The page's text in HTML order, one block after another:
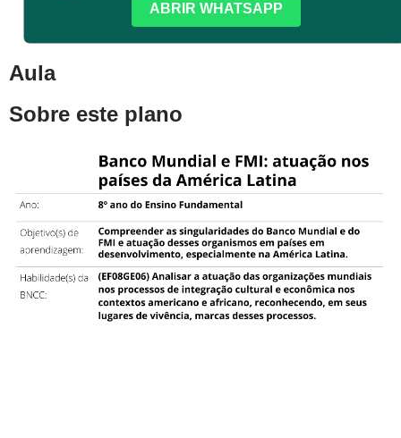
ABRIR WHATSAPP
Aula
Sobre este plano